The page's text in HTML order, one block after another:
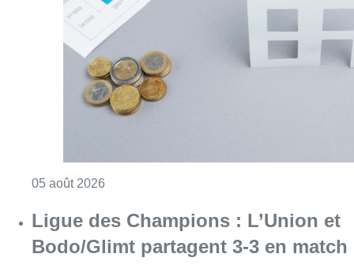
Ligue des Champions : L’Union et
Bodo/Glimt partagent 3-3 en match
aller du 3e tour de qualification